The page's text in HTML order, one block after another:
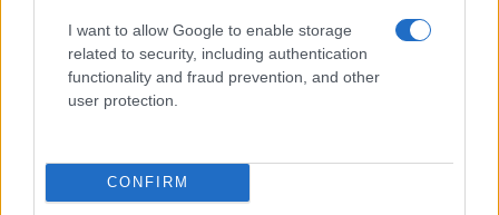
I want to allow Google to enable storage
related to security, including authentication
functionality and fraud prevention, and other
user protection.
CONFIRM